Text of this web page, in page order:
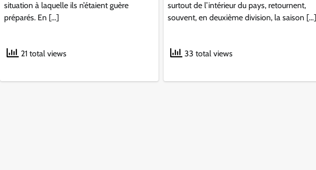
situation à laquelle ils n’étaient guère
préparés. En […]
21 total views
surtout de l’intérieur du pays, retournent,
souvent, en deuxième division, la saison […]
33 total views